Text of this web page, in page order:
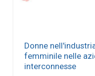
Donne
femminile nelle
interconnesse